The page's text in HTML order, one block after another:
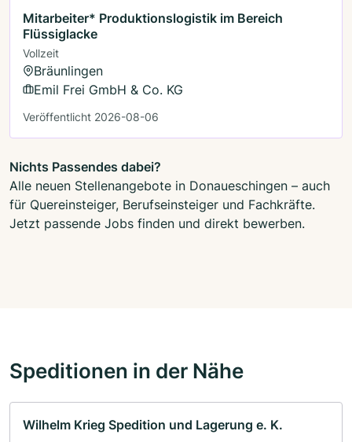
Mitarbeiter* Produktionslogistik im Bereich
Flüssiglacke
Vollzeit
Bräunlingen
Emil Frei GmbH & Co. KG
Veröffentlicht 2026-08-06
Nichts Passendes dabei?
Alle neuen Stellenangebote in Donaueschingen – auch
für Quereinsteiger, Berufseinsteiger und Fachkräfte.
Jetzt passende Jobs finden und direkt bewerben.
Speditionen in der Nähe
Wilhelm Krieg Spedition und Lagerung e. K.